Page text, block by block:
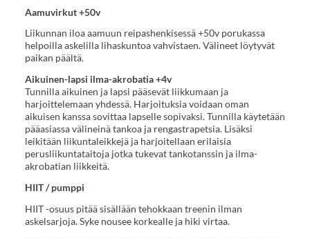
Aamuvirkut +50v
Liikunnan iloa aamuun reipashenkisessä +50v porukassa
helpoilla askelilla lihaskuntoa vahvistaen. Välineet löytyvät
paikan päältä.
Aikuinen-lapsi ilma-akrobatia +4v
Tunnilla aikuinen ja lapsi pääsevät liikkumaan ja
harjoittelemaan yhdessä. Harjoituksia voidaan oman
aikuisen kanssa sovittaa lapselle sopivaksi. Tunnilla käytetään
pääasiassa välineinä tankoa ja rengastrapetsia. Lisäksi
leikitään liikuntaleikkejä ja harjoitellaan erilaisia
perusliikuntataitoja jotka tukevat tankotanssin ja ilma-
akrobatian liikkeitä.
HIIT / pumppi
HIIT -osuus pitää sisällään tehokkaan treenin ilman
askelsarjoja. Syke nousee korkealle ja hiki virtaa.